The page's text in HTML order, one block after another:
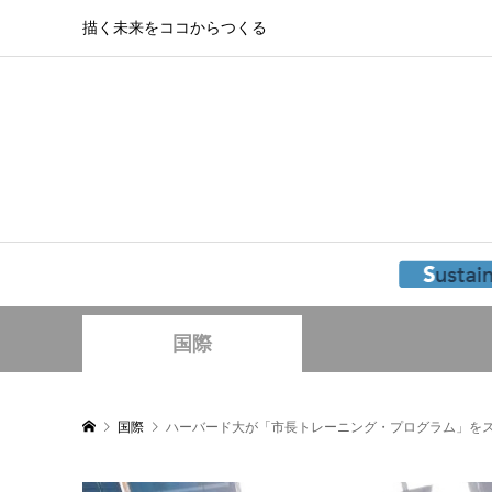
描く未来をココからつくる
国際
国際 ハーバード大が「市長トレーニング・プログラム」を